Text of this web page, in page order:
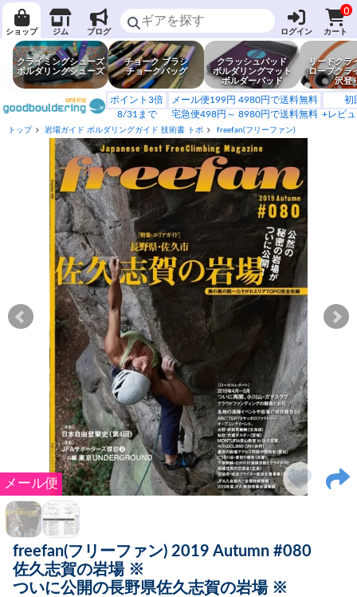
ショップ ジム ブログ ログイン
0
カート
クライミングシューズ
ボルダリングシューズ
チョーク ブラシ
チョークバッグ
クラッシュパッド
ボルダリングマット
ボルダーパッド
リードクラ
ロープクラ
沢登
ポイント3倍
8/31まで
メール便199円 4980円で送料無料
宅急便498円～ 8980円で送料無料
初
+レビ
トップ 岩場ガイド ボルダリングガイド 技術書 トポ freefan(フリーファン)
メール便
freefan(フリーファン) 2019 Autumn #080
佐久志賀の岩場 ※
ついに公開の長野県佐久志賀の岩場 ※